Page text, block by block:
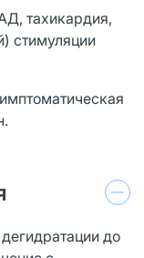
тахикардия,
стимуляции
до